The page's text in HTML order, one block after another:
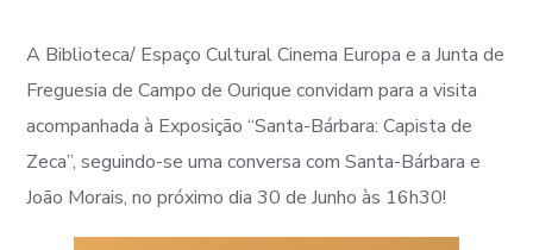
A Biblioteca/ Espaço Cultural Cinema Europa e a Junta de
Freguesia de Campo de Ourique convidam para a visita
acompanhada à Exposição “Santa-Bárbara: Capista de
Zeca”, seguindo-se uma conversa com Santa-Bárbara e
João Morais, no próximo dia 30 de Junho às 16h30!